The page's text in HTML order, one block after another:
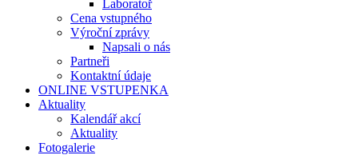
Laboratoř
Cena vstupného
Výroční zprávy
Napsali o nás
Partneři
Kontaktní údaje
ONLINE VSTUPENKA
Aktuality
Kalendář akcí
Aktuality
Fotogalerie